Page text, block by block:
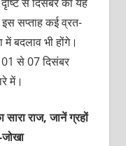
दृष्टि से दिसंबर का यह
इस सप्ताह कई व्रत-
में बदलाव भी होंगे।
से 07 दिसंबर
में।
राज, जानें ग्रहों